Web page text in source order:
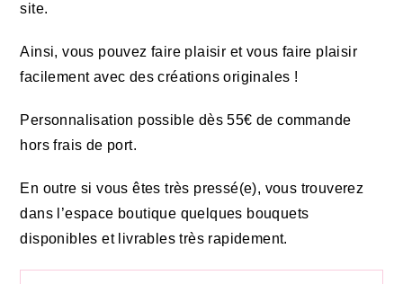
site.
Ainsi, vous pouvez faire plaisir et vous faire plaisir
facilement avec des créations originales !
Personnalisation possible dès 55€ de commande
hors frais de port.
En outre si vous êtes très pressé(e), vous trouverez
dans l’espace boutique quelques bouquets
disponibles et livrables très rapidement.